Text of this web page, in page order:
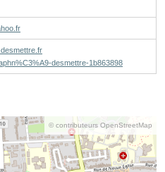
desmettre-1b863898
© contributeurs OpenStreetMap